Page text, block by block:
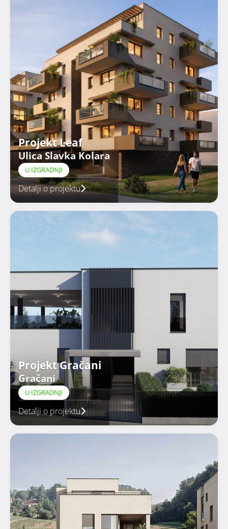
Projekt Leaf
Ulica Slavka Kolara
U IZGRADNJI
Detalji o projektu
Projekt Gračani
Gračani
U IZGRADNJI
Detalji o projektu